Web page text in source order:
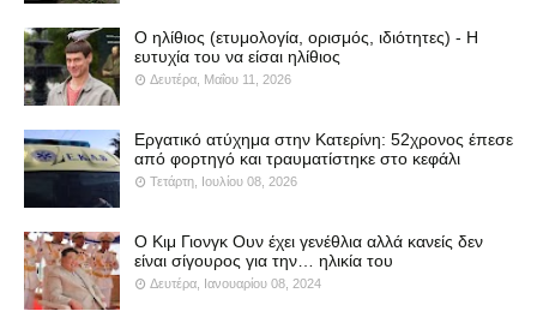
Ο ηλίθιος (ετυμολογία, ορισμός, ιδιότητες) - Η
ευτυχία του να είσαι ηλίθιος
Δευτέρα, Μαΐου 11, 2026
Εργατικό ατύχημα στην Κατερίνη: 52χρονος έπεσε
από φορτηγό και τραυματίστηκε στο κεφάλι
Τετάρτη, Ιουλίου 08, 2026
Ο Κιμ Γιονγκ Ουν έχει γενέθλια αλλά κανείς δεν
είναι σίγουρος για την… ηλικία του
Δευτέρα, Ιανουαρίου 08, 2024